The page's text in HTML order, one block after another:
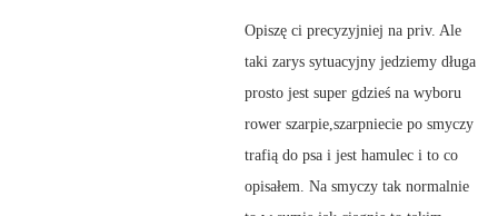
Opiszę ci precyzyjniej na priv. Ale
taki zarys sytuacyjny jedziemy długa
prosto jest super gdzieś na wyboru
rower szarpie,szarpniecie po smyczy
trafią do psa i jest hamulec i to co
opisałem. Na smyczy tak normalnie